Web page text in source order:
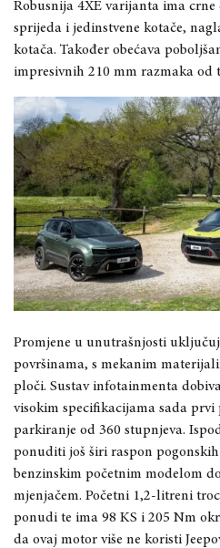
Robusnija 4XE varijanta ima crne
sprijeda i jedinstvene kotače,
kotača. Također obećava
impresivnih 210 mm razmaka od
Promjene u unutrašnjosti
površinama, s mekanim
ploči. Sustav infotainmenta
visokim specifikacijama sada
parkiranje od 360 stupnjeva.
ponuditi još širi raspon
benzinskim početnim modelom
mjenjačem. Početni 1,2-litreni
ponudi te ima 98 KS i 205 Nm
da ovaj motor više ne koristi